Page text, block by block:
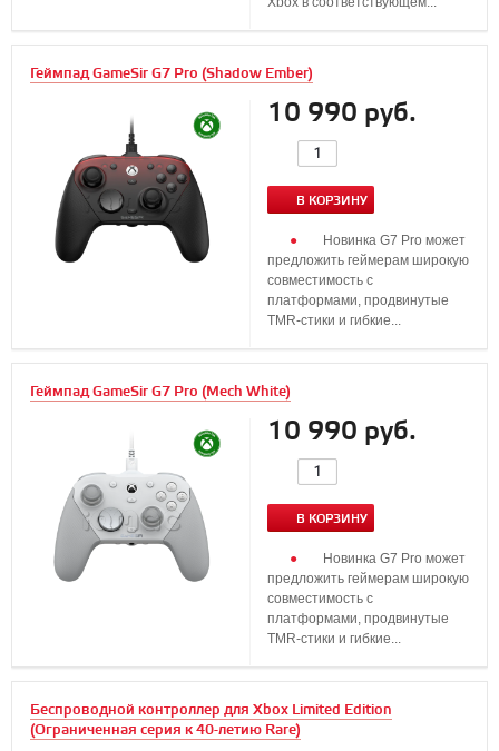
Геймпад GameSir G7 Pro (Shadow Ember)
10 990 руб.
В КОРЗИНУ
Новинка G7 Pro может
предложить геймерам широкую
совместимость с
платформами, продвинутые
TMR-стики и гибкие...
Геймпад GameSir G7 Pro (Mech White)
10 990 руб.
В КОРЗИНУ
Новинка G7 Pro может
предложить геймерам широкую
совместимость с
платформами, продвинутые
TMR-стики и гибкие...
Беспроводной контроллер для Xbox Limited Edition
(Ограниченная серия к 40-летию Rare)